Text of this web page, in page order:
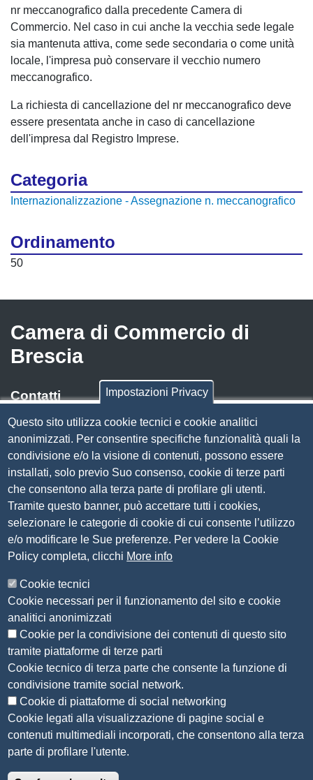
nr meccanografico dalla precedente Camera di
Commercio. Nel caso in cui anche la vecchia sede legale
sia mantenuta attiva, come sede secondaria o come unità
locale, l'impresa può conservare il vecchio numero
meccanografico.
La richiesta di cancellazione del nr meccanografico deve
essere presentata anche in caso di cancellazione
dell'impresa dal Registro Imprese.
Categoria
Internazionalizzazione - Assegnazione n. meccanografico
Ordinamento
50
Camera di Commercio di
Brescia
Contatti
Via Luigi Einaudi, 23, 25121 Brescia BS
Tel. 030 37251
PECcamera.brescia@bs.legalmail.camcom.it
P.IVA 00859790172
C.F. 80013870177
Contatti
Amministrazione Trasparente
Organizzazione
Bandi di concorso
Bandi di gara e contratti
Provvedimenti
Attività e procedimenti
Seguici su
Sito web
Accesso riservato
Impostazioni Privacy
Questo sito utilizza cookie tecnici e cookie analitici
anonimizzati. Per consentire specifiche funzionalità quali la
condivisione e/o la visione di contenuti, possono essere
installati, solo previo Suo consenso, cookie di terze parti
che consentono alla terza parte di profilare gli utenti.
Tramite questo banner, può accettare tutti i cookies,
selezionare le categorie di cookie di cui consente l’utilizzo
e/o modificare le Sue preferenze. Per vedere la Cookie
Policy completa, clicchi More info
Cookie tecnici
Cookie necessari per il funzionamento del sito e cookie
analitici anonimizzati
Cookie per la condivisione dei contenuti di questo sito
tramite piattaforme di terze parti
Cookie tecnico di terza parte che consente la funzione di
condivisione tramite social network.
Cookie di piattaforme di social networking
Cookie legati alla visualizzazione di pagine social e
contenuti multimediali incorporati, che consentono alla terza
parte di profilare l'utente.